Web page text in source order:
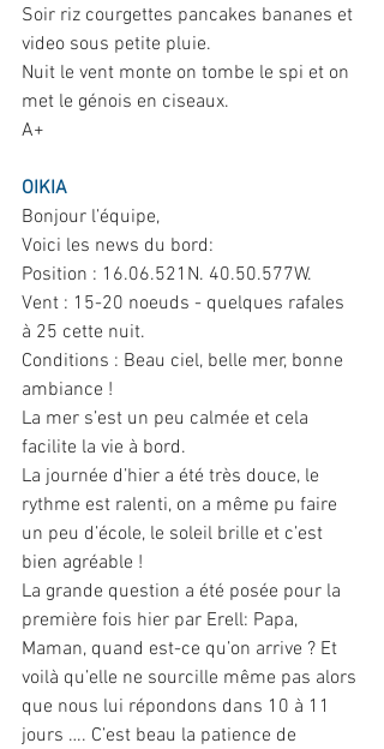
Soir riz courgettes pancakes bananes et
video sous petite pluie.
Nuit le vent monte on tombe le spi et on
met le génois en ciseaux.
A+
OIKIA
Bonjour l’équipe,
Voici les news du bord:
Position : 16.06.521N. 40.50.577W.
Vent : 15-20 noeuds - quelques rafales
à 25 cette nuit.
Conditions : Beau ciel, belle mer, bonne
ambiance !
La mer s’est un peu calmée et cela
facilite la vie à bord.
La journée d’hier a été très douce, le
rythme est ralenti, on a même pu faire
un peu d’école, le soleil brille et c’est
bien agréable !
La grande question a été posée pour la
première fois hier par Erell: Papa,
Maman, quand est-ce qu’on arrive ? Et
voilà qu’elle ne sourcille même pas alors
que nous lui répondons dans 10 à 11
jours …. C’est beau la patience de